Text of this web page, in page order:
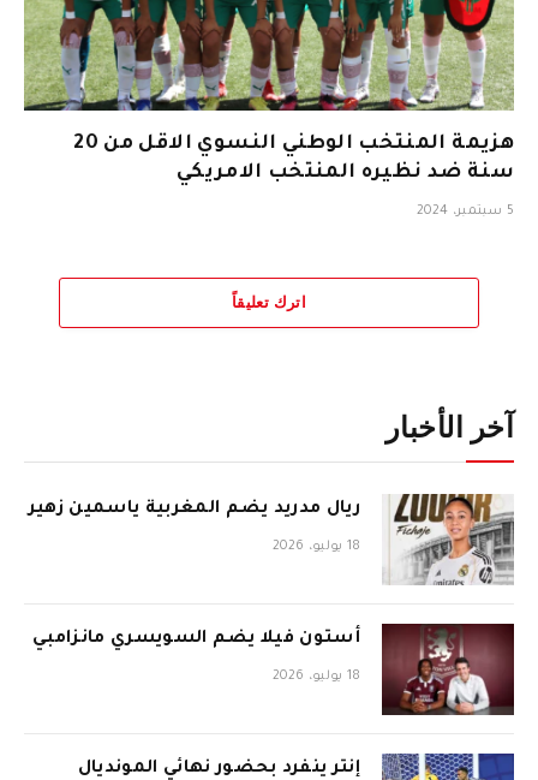
هزيمة المنتخب الوطني النسوي الاقل من 20
سنة ضد نظيره المنتخب الامريكي
5 سبتمبر، 2024
اترك تعليقاً
آخر الأخبار
ريال مدريد يضم المغربية ياسمين زهير
18 يوليو، 2026
أستون فيلا يضم السويسري مانزامبي
18 يوليو، 2026
إنتر ينفرد بحضور نهائي المونديال